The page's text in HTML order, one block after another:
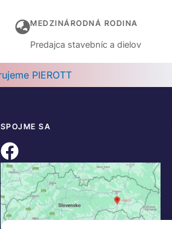
MEDZINÁRODNÁ RODINA
Predajca stavebníc a dielov
SPOJME SA